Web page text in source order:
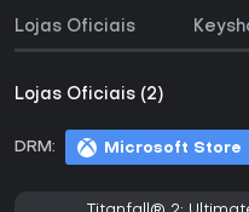
Lojas Oficiais
Lojas Oficiais (2)
DRM: Microsoft Store